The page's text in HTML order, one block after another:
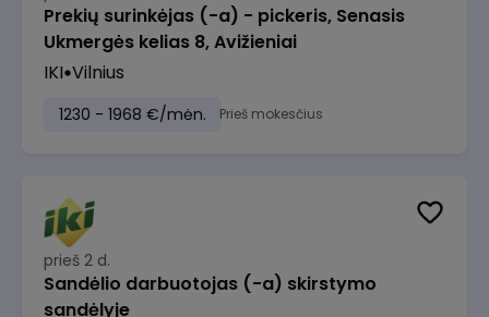
Prekių surinkėjas (-a) - pickeris, Senasis
Ukmergės kelias 8, Avižieniai
IKI Vilnius
1230 - 1968 €/mėn. Prieš mokesčius
prieš 2 d.
Sandėlio darbuotojas (-a) skirstymo
sandėlyje